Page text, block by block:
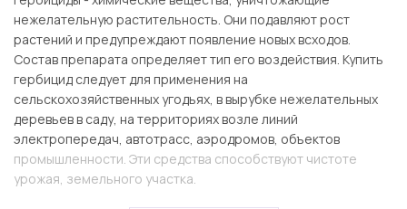
нежелательную растительность. Они подавляют рост
растений и предупреждают появление новых всходов.
Состав препарата определяет тип его воздействия. Купить
гербицид следует для применения на
сельскохозяйственных угодьях, в вырубке нежелательных
деревьев в саду, на территориях возле линий
электропередач, автотрасс, аэродромов, объектов
промышленности. Эти средства способствуют чистоте
урожая, земельного участка.